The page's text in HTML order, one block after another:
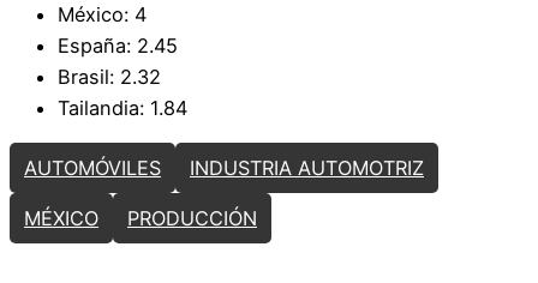
México: 4
España: 2.45
Brasil: 2.32
Tailandia: 1.84
AUTOMÓVILES INDUSTRIA AUTOMOTRIZ
MÉXICO PRODUCCIÓN